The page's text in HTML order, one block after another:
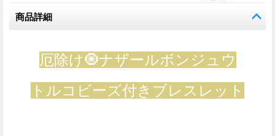
商品詳細
厄除け🧿ナザールボンジュウ
トルコビーズ付きブレスレット